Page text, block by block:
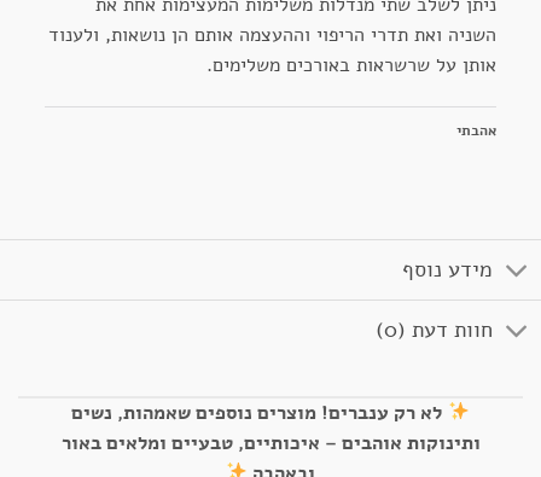
השניה ואת תדרי הריפוי וההעצמה אותם הן נושאות, ולענוד
אותן על שרשראות באורכים משלימים.
אהבתי
מידע נוסף
חוות דעת (0)
לא רק ענברים! מוצרים נוספים שאמהות, נשים
ותינוקות אוהבים – איכותיים, טבעיים ומלאים באור